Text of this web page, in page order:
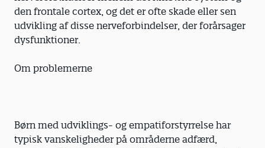
den frontale cortex, og det er ofte skade eller sen
udvikling af disse nerveforbindelser, der forårsager
dysfunktioner.
Om problemerne
Børn med udviklings- og empatiforstyrrelse har
typisk vanskeligheder på områderne adfærd,